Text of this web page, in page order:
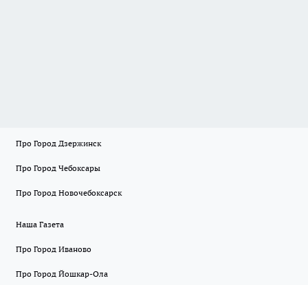
Про Город Дзержинск
Про Город Чебоксары
Про Город Новочебоксарск
Наша Газета
Про Город Иваново
Про Город Йошкар-Ола